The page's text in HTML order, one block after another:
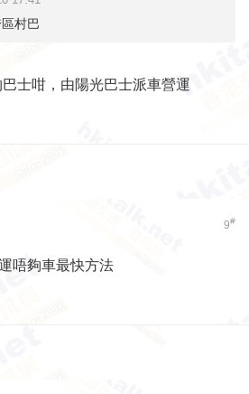
村巴
士咁，由陽光巴士派車營運
9#
唔夠車最快方法